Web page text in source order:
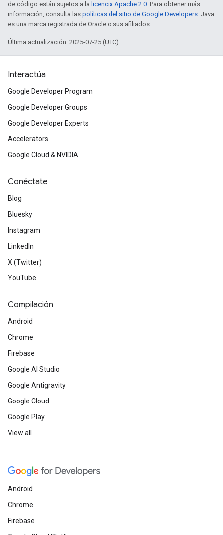
de código están sujetos a la licencia Apache 2.0. Para obtener más
información, consulta las políticas del sitio de Google Developers. Java
es una marca registrada de Oracle o sus afiliados.
Última actualización: 2025-07-25 (UTC)
Interactúa
Google Developer Program
Google Developer Groups
Google Developer Experts
Accelerators
Google Cloud & NVIDIA
Conéctate
Blog
Bluesky
Instagram
LinkedIn
X (Twitter)
YouTube
Compilación
Android
Chrome
Firebase
Google AI Studio
Google Antigravity
Google Cloud
Google Play
View all
Android
Chrome
Firebase